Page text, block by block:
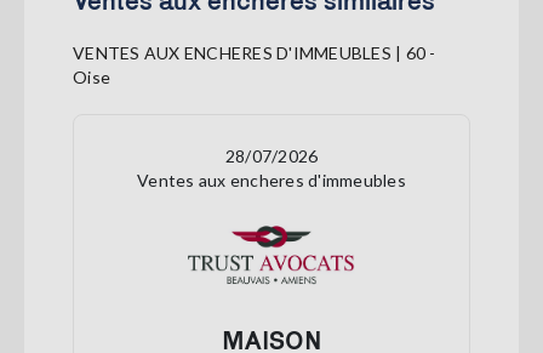
VENTES AUX ENCHERES D'IMMEUBLES | 60 -
Oise
28/07/2026
Ventes aux encheres d'immeubles
MAISON